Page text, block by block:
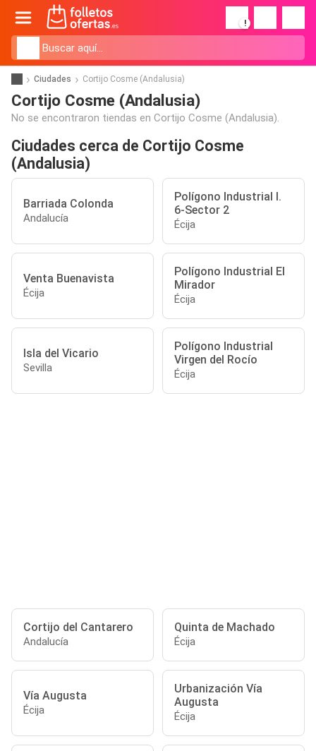
!
Ciudades Cortijo Cosme (Andalusia)
Cortijo Cosme (Andalusia)
No se encontraron tiendas en Cortijo Cosme (Andalusia).
Ciudades cerca de Cortijo Cosme
(Andalusia)
Barriada Colonda
Andalucía
Polígono Industrial I.
6-Sector 2
Écija
Venta Buenavista
Écija
Polígono Industrial El
Mirador
Écija
Isla del Vicario
Sevilla
Polígono Industrial
Virgen del Rocío
Écija
Cortijo del Cantarero
Andalucía
Quinta de Machado
Écija
Vía Augusta
Écija
Urbanización Vía
Augusta
Écija